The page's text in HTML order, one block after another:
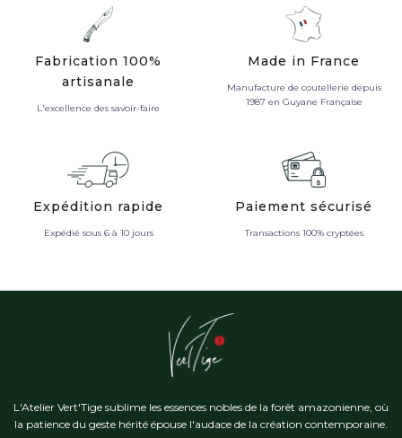
Fabrication 100%
artisanale
L'excellence des savoir-faire
Made in France
Manufacture de coutellerie depuis
1987 en Guyane Française
Expédition rapide
Expédié sous 6 à 10 jours
Paiement sécurisé
Transactions 100% cryptées
L'Atelier Vert'Tige sublime les essences nobles de la forêt amazonienne, où
la patience du geste hérité épouse l'audace de la création contemporaine.